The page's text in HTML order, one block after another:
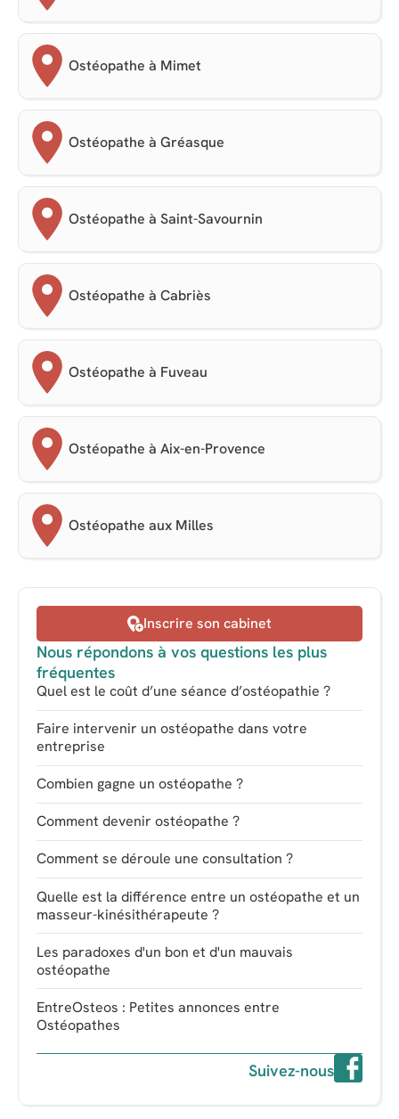
Ostéopathe à Mimet
Ostéopathe à Gréasque
Ostéopathe à Saint-Savournin
Ostéopathe à Cabriès
Ostéopathe à Fuveau
Ostéopathe à Aix-en-Provence
Ostéopathe aux Milles
Inscrire son cabinet
Nous répondons à vos questions les plus
fréquentes
Quel est le coût d’une séance d’ostéopathie ?
Faire intervenir un ostéopathe dans votre
entreprise
Combien gagne un ostéopathe ?
Comment devenir ostéopathe ?
Comment se déroule une consultation ?
Quelle est la différence entre un ostéopathe et un
masseur-kinésithérapeute ?
Les paradoxes d'un bon et d'un mauvais
ostéopathe
EntreOsteos : Petites annonces entre
Ostéopathes
Suivez-nous